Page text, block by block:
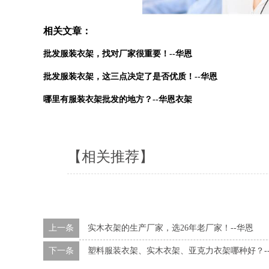
相关文章：
批发服装衣架，找对厂家很重要！--华恩
批发服装衣架，这三点决定了是否优质！--华恩
哪里有服装衣架批发的地方？--华恩衣架
【相关推荐】
上一条 实木衣架的生产厂家，选26年老厂家！--华恩
下一条 塑料服装衣架、实木衣架、亚克力衣架哪种好？